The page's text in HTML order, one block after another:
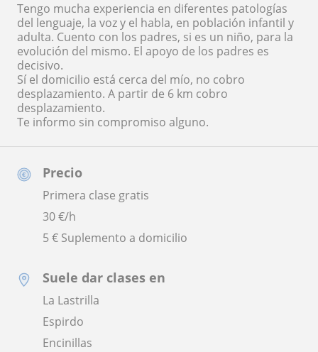
Precio
Primera clase gratis
30€/h
5 € Suplemento a domicilio
Suele dar clases en
La Lastrilla
Espirdo
Encinillas
Tengo mucha experiencia en diferentes patologías
del lenguaje, la voz y el habla, en población infantil y
adulta. Cuento con los padres, si es un niño, para la
evolución del mismo. El apoyo de los padres es
decisivo.
Sí el domicilio está cerca del mío, no cobro
desplazamiento. A partir de 6 km cobro
desplazamiento.
Te informo sin compromiso alguno.